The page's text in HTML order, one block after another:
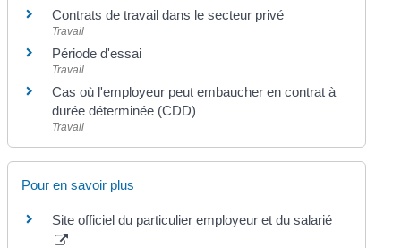
Contrats de travail dans le secteur privé
Travail
Période d'essai
Travail
Cas où l'employeur peut embaucher en contrat à
durée déterminée (CDD)
Travail
Pour en savoir plus
Site officiel du particulier employeur et du salarié